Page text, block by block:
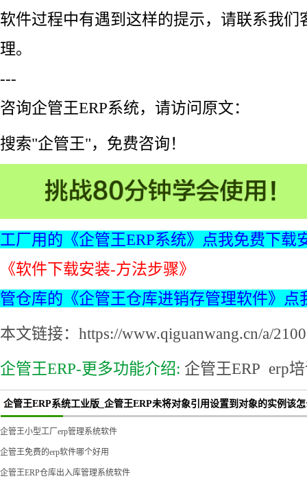
软件过程中有遇到这样的提示，请联系我们
理。
---
咨询企管王ERP系统，请访问原文：
搜索"企管王"，免费咨询！
工厂用的《企管王ERP系统》点我免费下载
《软件下载安装-方法步骤》
管仓库的《企管王仓库进销存管理软件》点
本文链接：https://www.qiguanwang.cn/a/
企管王ERP-更多功能介绍: 企管王ERP erp
企管王ERP系统工业版_企管王ERP未将对象引用设置到对象的实例该
企管王小型工厂erp管理系统软件
企管王免费的erp软件哪个好用
企管王ERP仓库出入库管理系统软件